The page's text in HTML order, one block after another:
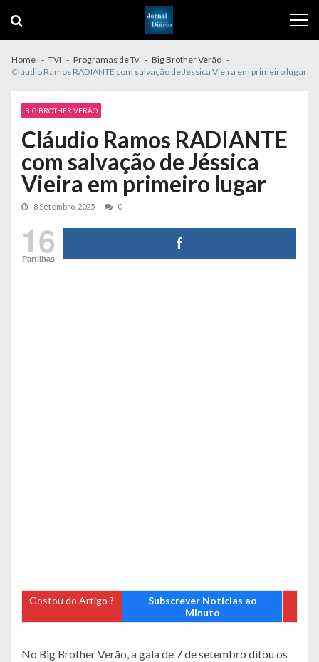
navigation
content
Home TVI Programas de Tv
Big Brother Verão
Cláudio Ramos RADIANTE com salvação de Jéssica Vieira em primeiro lugar
BIG BROTHER VERÃO
Cláudio Ramos RADIANTE
com salvação de Jéssica
Vieira em primeiro lugar
8 Setembro, 2025 0
16
Partilhas
Gostou do Artigo ?
Subscrever Notícias ao
Minuto
No Big Brother Verão, a gala de 7 de setembro ditou os